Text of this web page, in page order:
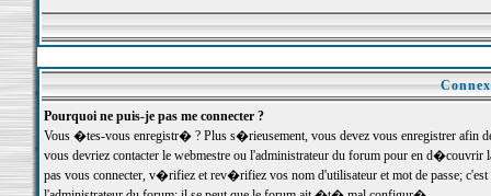
Pourquoi ne puis-je pas me connecter ?
Vous �tes-vous enregistr� ? Plus s�rieusement, vous devez vous enregistrer
vous devriez contacter le webmestre ou l'administrateur du forum pour en
pas vous connecter, v�rifiez et rev�rifiez vos nom d'utilisateur et mot de passe;